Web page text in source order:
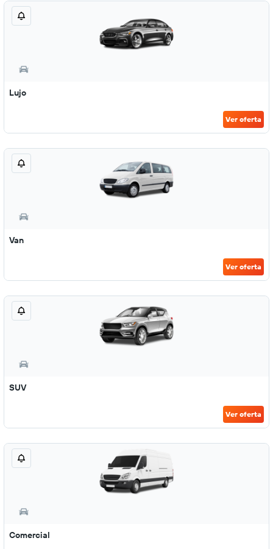
Lujo
Ver oferta
Van
Ver oferta
SUV
Ver oferta
Comercial